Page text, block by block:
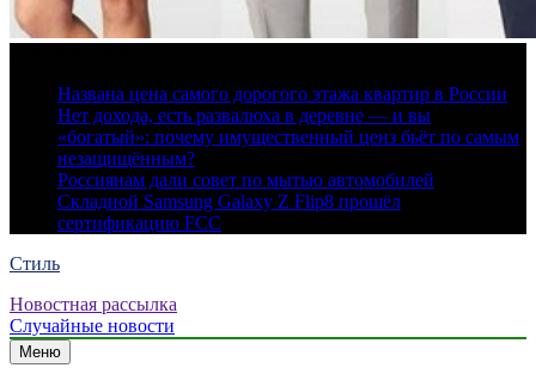
Названа цена самого дорогого этажа квартир в России
Нет дохода, есть развалюха в деревне — и вы
«богатый»: почему имущественный ценз бьёт по самым
незащищённым?
Россиянам дали совет по мытью автомобилей
Складной Samsung Galaxy Z Flip8 прошёл
сертификацию FCC
Стиль
Новостная рассылка
Случайные новости
Меню